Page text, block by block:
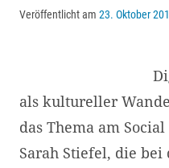
Projekten
Veröffentlicht am 23. Oktober
als kultureller
das Thema am
Sarah Stiefel, die